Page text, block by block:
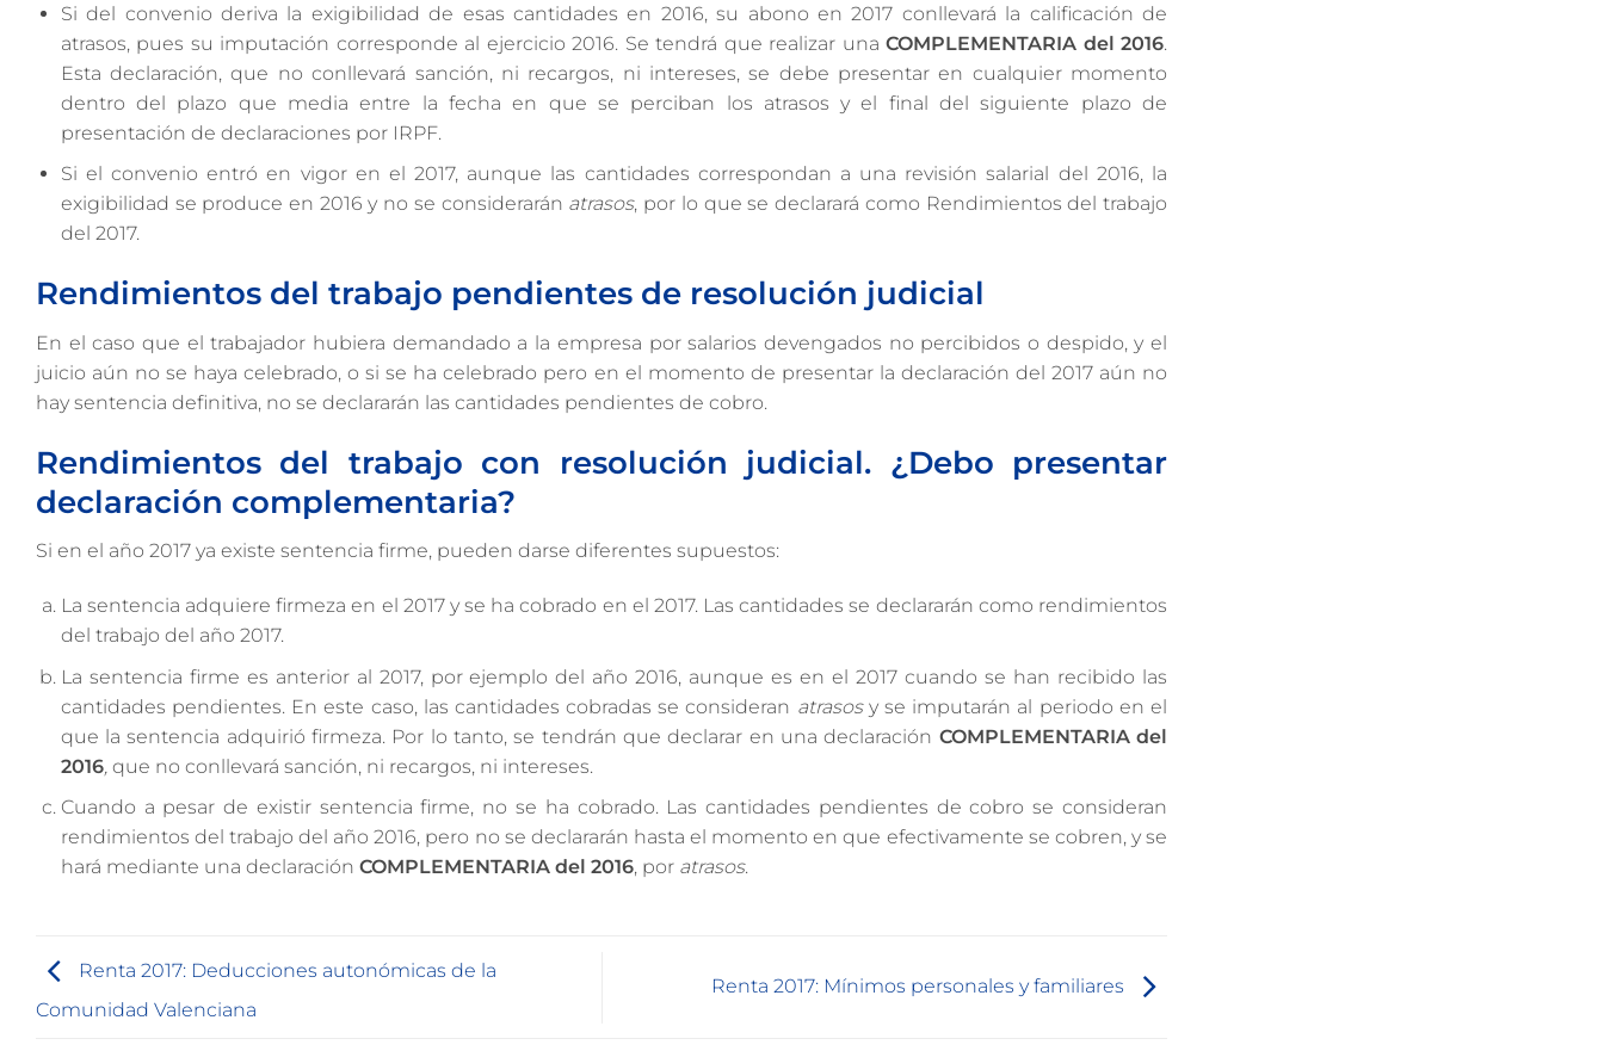
Si del convenio deriva la exigibilidad de esas cantidades en 2016, su abono en 2017 conllevará la calificación de
atrasos, pues su imputación corresponde al ejercicio 2016. Se tendrá que realizar unaCOMPLEMENTARIA del 2016.
Esta declaración, que no conllevará sanción, ni recargos, ni intereses, se debe presentar en cualquier momento
dentro del plazo que media entre la fecha en que se perciban los atrasos y el final del siguiente plazo de
presentación de declaraciones por IRPF.
Si el convenio entró en vigor en el 2017, aunque las cantidades correspondan a una revisión salarial del 2016, la
exigibilidad se produce en 2016 y no se considerarán atrasos, por lo que se declarará como Rendimientos del trabajo
del 2017.
Rendimientos del trabajo pendientes de resolución judicial
En el caso que el trabajador hubiera demandado a la empresa por salarios devengados no percibidos o despido, y el
juicio aún no se haya celebrado, o si se ha celebrado pero en el momento de presentar la declaración del 2017 aún no
hay sentencia definitiva, no se declararán las cantidades pendientes de cobro.
Rendimientos del trabajo con resolución judicial. ¿Debo presentar
declaración complementaria?
Si en el año 2017 ya existe sentencia firme, pueden darse diferentes supuestos:
La sentencia adquiere firmeza en el 2017 y se ha cobrado en el 2017. Las cantidades se declararán como rendimientos
del trabajo del año 2017.
La sentencia firme es anterior al 2017, por ejemplo del año 2016, aunque es en el 2017 cuando se han recibido las
cantidades pendientes. En este caso, las cantidades cobradas se consideran atrasos y se imputarán al periodo en el
que la sentencia adquirió firmeza. Por lo tanto, se tendrán que declarar en una declaración COMPLEMENTARIA del
2016, que no conllevará sanción, ni recargos, ni intereses.
Cuando a pesar de existir sentencia firme, no se ha cobrado. Las cantidades pendientes de cobro se consideran
rendimientos del trabajo del año 2016, pero no se declararán hasta el momento en que efectivamente se cobren, y se
hará mediante una declaración COMPLEMENTARIA del 2016, por atrasos.
Renta 2017: Deducciones autonómicas de la
Comunidad Valenciana
Renta 2017: Mínimos personales y familiares